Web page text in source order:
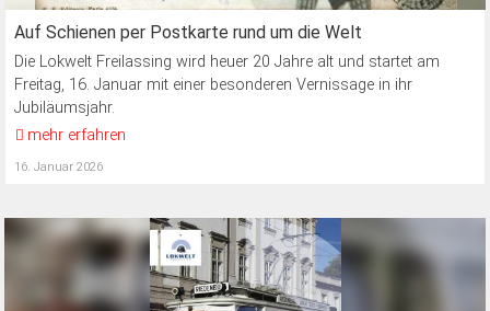
Auf Schienen per Postkarte rund um die Welt
Die Lokwelt Freilassing wird heuer 20 Jahre alt und startet am
Freitag, 16. Januar mit einer besonderen Vernissage in ihr
Jubiläumsjahr.
mehr erfahren
16. Januar 2026